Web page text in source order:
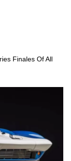
Finales Of All